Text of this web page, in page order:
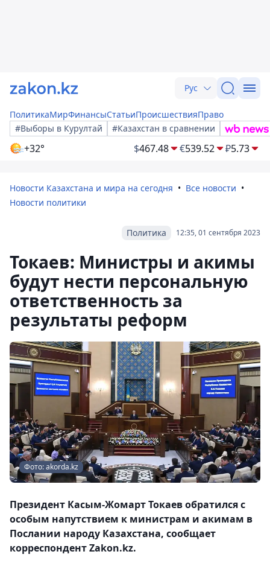
Рус
ПолитикаМирФинансыСтатьиПроисшествияПраво
#Выборы в Курултай
#Казахстан в сравнении
+32° $467.48 €539.52 ₽5.73
Новости Казахстана и мира на сегодня
Все новости
Новости политики
12:35, 01 сентября 2023
Политика
Токаев: Министры и акимы
будут нести персональную
ответственность за
результаты реформ
Фото: akorda.kz
Президент Касым-Жомарт Токаев обратился с
особым напутствием к министрам и акимам в
Послании народу Казахстана, сообщает
корреспондент Zakon.kz.